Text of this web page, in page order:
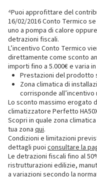
⁴Puoi approfittare del
16/02/2016 Conto Termico
uno a pompa di calore
detrazioni fiscali.
L’incentivo Conto Termico
direttamente come sconto
importi fino a 5.000€ e varia
Prestazioni del
Zona climatica di
corrisponde all’incentivo
Lo sconto massimo erogato
climatizzatore Perfetto
Scopri in quale zona
tua zona qui.
Condizioni e limitazioni
dettagli puoi consultare la
Le detrazioni fiscali fino al
ristrutturazioni edilizie,
a variazioni secondo la